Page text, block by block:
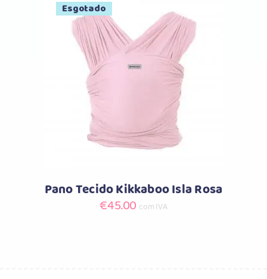
Esgotado
Pano Tecido Kikkaboo Isla Rosa
€45.00 com IVA